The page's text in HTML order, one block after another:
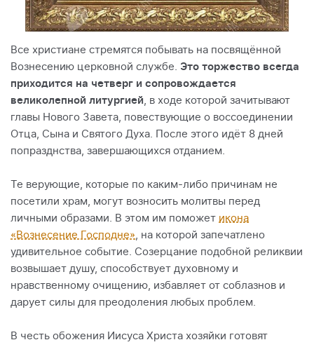
Все христиане стремятся побывать на посвящённой
Вознесению церковной службе. Это торжество всегда
приходится на четверг и сопровождается
великолепной литургией, в ходе которой зачитывают
главы Нового Завета, повествующие о воссоединении
Отца, Сына и Святого Духа. После этого идёт 8 дней
попразднства, завершающихся отданием.
Те верующие, которые по каким-либо причинам не
посетили храм, могут возносить молитвы перед
личными образами. В этом им поможет икона
«Вознесение Господне», на которой запечатлено
удивительное событие. Созерцание подобной реликвии
возвышает душу, способствует духовному и
нравственному очищению, избавляет от соблазнов и
дарует силы для преодоления любых проблем.
В честь обожения Иисуса Христа хозяйки готовят